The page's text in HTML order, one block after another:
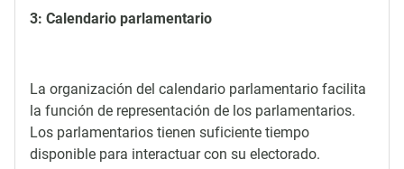
3: Calendario parlamentario
La organización del calendario parlamentario facilita
la función de representación de los parlamentarios.
Los parlamentarios tienen suficiente tiempo
disponible para interactuar con su electorado.